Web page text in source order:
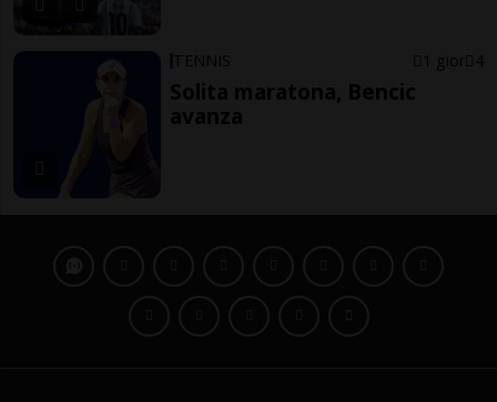
TENNIS 1 gior 4
Solita maratona, Bencic
avanza